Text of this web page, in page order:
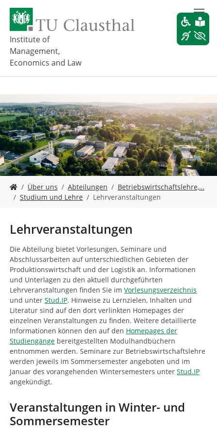
t
h
a
l
t
p
r
i
Institute of
Management,
Economics and Law
i
n
h
i
e
r
:
Über uns Abteilungen
Betriebswirtschaftslehre,…
Studium und Lehre
Lehrveranstaltungen
Lehrveranstaltungen
Die Abteilung bietet Vorlesungen, Seminare und
Abschlussarbeiten auf unterschiedlichen Gebieten der
Produktionswirtschaft und der Logistik an. Informationen
und Unterlagen zu den aktuell durchgeführten
Lehrveranstaltungen finden Sie im Vorlesungsverzeichnis
und unter Stud.IP. Hinweise zu Lernzielen, Inhalten und
Literatur sind auf den dort verlinkten Homepages der
einzelnen Veranstaltungen zu finden. Weitere detaillierte
Informationen können den auf den Homepages der
Studiengänge bereitgestellten Modulhandbüchern
entnommen werden. Seminare zur Betriebswirtschaftslehre
werden jeweils im Sommersemester angeboten und im
Januar des vorangehenden Wintersemesters unter Stud.IP
angekündigt.
Veranstaltungen in Winter- und
Sommersemester